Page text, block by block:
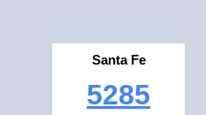
Santa Fe
5285